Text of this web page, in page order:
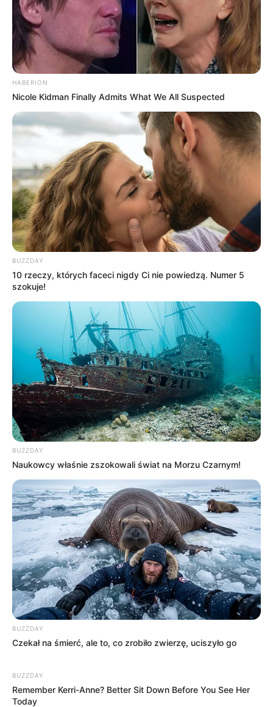
HABERION
Nicole Kidman Finally Admits What We All Suspected
BUZZDAY
10 rzeczy, których faceci nigdy Ci nie powiedzą. Numer 5
szokuje!
BUZZDAY
Naukowcy właśnie zszokowali świat na Morzu Czarnym!
BUZZDAY
Czekał na śmierć, ale to, co zrobiło zwierzę, uciszyło go
BUZZDAY
Remember Kerri-Anne? Better Sit Down Before You See Her
Today